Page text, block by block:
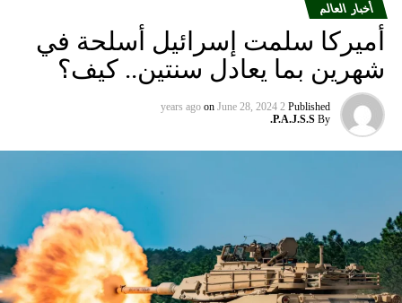
أخبار العالم
أميركا سلمت إسرائيل أسلحة في
شهرين بما يعادل سنتين.. كيف؟
Published
2 years ago
on June 28, 2024
By
P.A.J.S.S.